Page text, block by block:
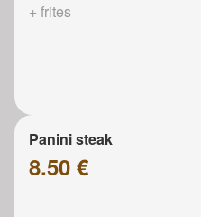
+ frites
Panini steak
8.50 €